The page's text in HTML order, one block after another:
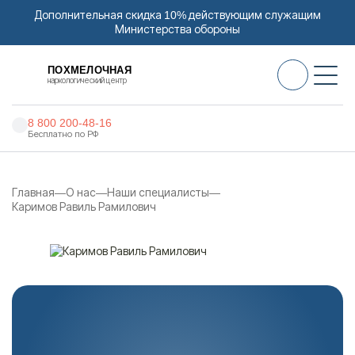
Дополнительная скидка 10% действующим служащим
Министерства обороны
ПОХМЕЛОЧНАЯ
наркологический центр
8 800 200-48-16
Бесплатно по РФ
Наркомания
Реабилитация
Главная О нас
Наши специалисты
Каримов Равиль Рамилович